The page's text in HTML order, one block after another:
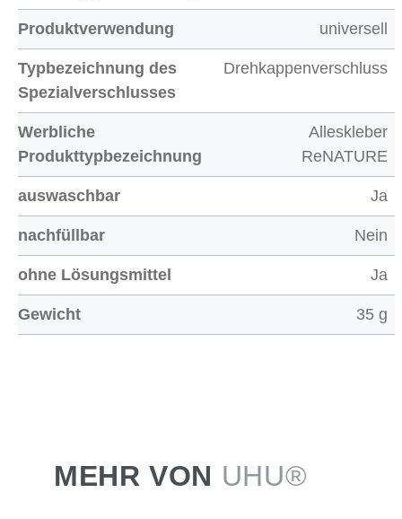
Produktverwendung universell
Typbezeichnung des
Spezialverschlusses
Drehkappenverschluss
Werbliche
Produkttypbezeichnung
Alleskleber
ReNATURE
auswaschbar Ja
nachfüllbar Nein
ohne Lösungsmittel Ja
Gewicht 35 g
MEHR VON UHU®